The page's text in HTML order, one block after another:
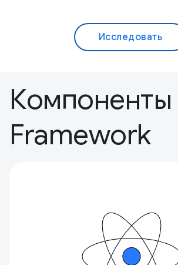
Исследовать
Компоненты
Framework